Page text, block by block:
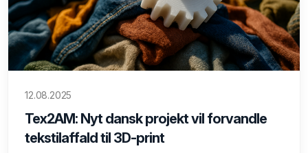
12.08.2025
Tex2AM: Nyt dansk projekt vil forvandle
tekstilaffald til 3D-print